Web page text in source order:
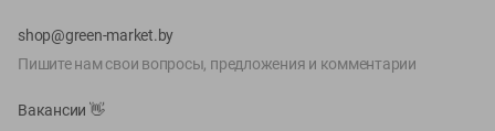
shop@green-market.by
Пишите нам свои вопросы, предложения и комментарии
Вакансии 👋